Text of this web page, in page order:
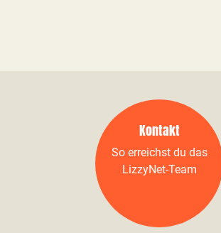
Kontakt
So erreichst du das
LizzyNet-Team